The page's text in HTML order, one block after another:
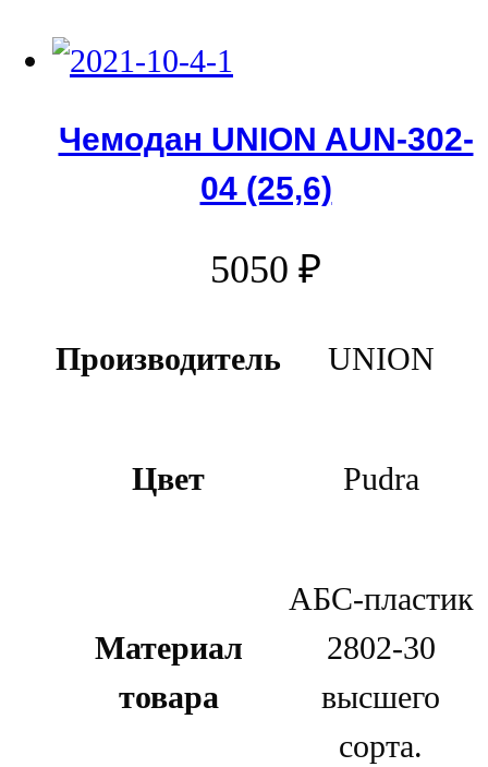
Чемодан UNION AUN-302-
04 (25,6)
5050 ₽
Производитель UNION
Цвет Pudra
Материал
товара
АБС-пластик
2802-30
высшего
сорта.